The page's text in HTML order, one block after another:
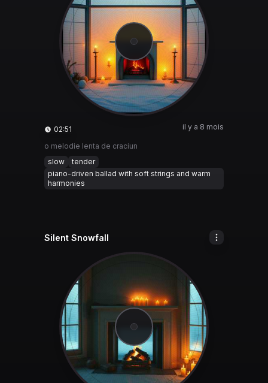
02:51 il y a 8 mois
o melodie lenta de craciun
slow
tender
piano-driven ballad with soft strings and warm
harmonies
Silent Snowfall